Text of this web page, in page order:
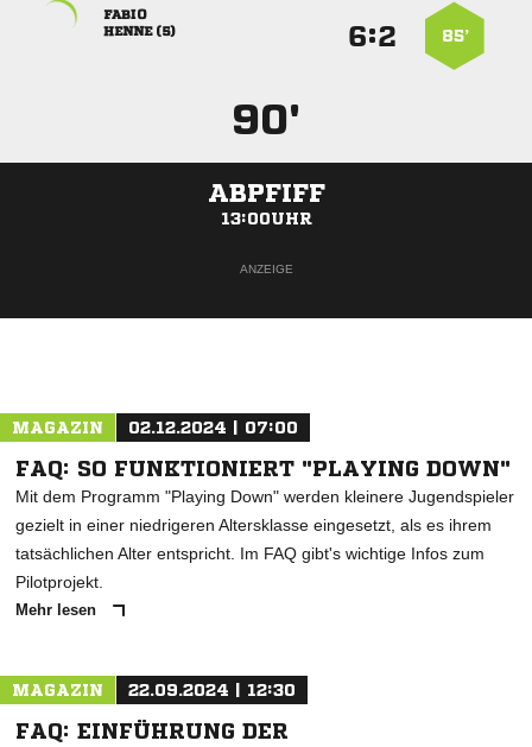
85’
:

 
90'
ABPFIFF
13:00UHR
ANZEIGE
MAGAZIN 02.12.2024 | 07:00
FAQ: SO FUNKTIONIERT "PLAYING DOWN"
Mit dem Programm "Playing Down" werden kleinere Jugendspieler
gezielt in einer niedrigeren Altersklasse eingesetzt, als es ihrem
tatsächlichen Alter entspricht. Im FAQ gibt's wichtige Infos zum
Pilotprojekt.
Mehr lesen
MAGAZIN 22.09.2024 | 12:30
FAQ: EINFÜHRUNG DER